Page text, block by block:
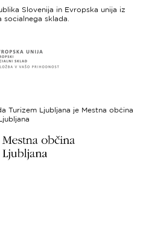
-
regionalni
Slovenija in Evropska unija iz
socialnega sklada.
do
spletne
sklad
Turizem Ljubljana je Mestna občina